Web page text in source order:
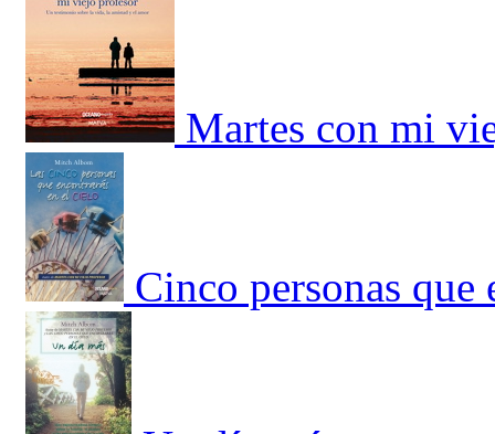
Martes con mi
Cinco personas que